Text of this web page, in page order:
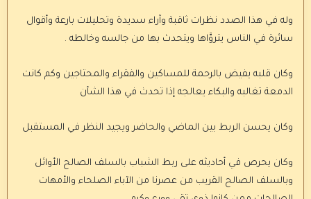
وله في هذا الصدد نظرات ثاقبة وآراء سديدة وتحليلات بارعة وأقوال
سائرة في الناس يتروَّاها ويتحدث بها من جالسه وخالطه .
وكان قلبه يفيض بالرحمة للمساكين والفقراء والمحتاجين وكم كانت
الدمعة تغالبه والبكاء يعالجه إذا تحدث في هذا الشأن
وكان يحسن الربط بين الماضي والحاضر ويجيد النظر في المستقبل
وكان يحرص في أحاديثه على ربط الشباب بالسلف الصالح الأوائل
وبالسلف الصالح القريب من عصرنا من الآباء الصلحاء والأمهات